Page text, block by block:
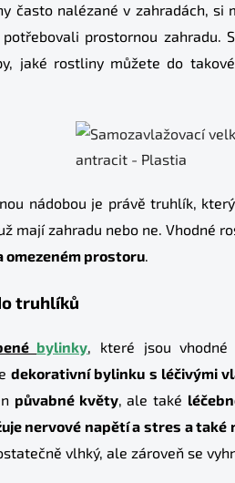
často nalézané v zahradách, si
prostornou zahradu.
jaké rostliny můžete do
nádobou je právě truhlík,
mají zahradu nebo ne. Vhodné
omezeném prostoru.
truhlíků
bylinky, které jsou
dekorativní bylinku s léčivými
půvabné květy, ale také
nervové napětí a stres a
vlhký, ale zároveň se